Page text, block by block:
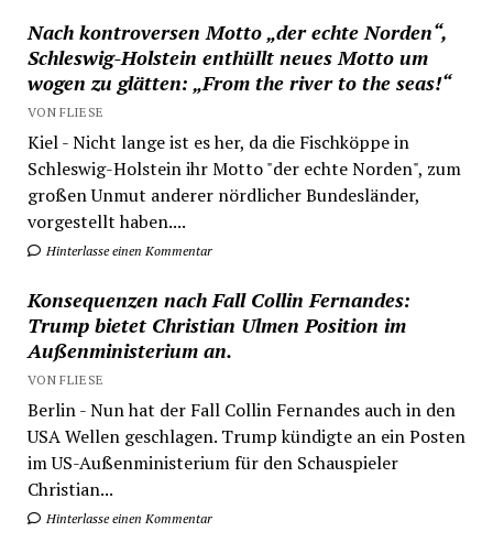
Nach kontroversen Motto „der echte Norden“,
Schleswig-Holstein enthüllt neues Motto um
wogen zu glätten: „From the river to the seas!“
VON FLIESE
Kiel - Nicht lange ist es her, da die Fischköppe in
Schleswig-Holstein ihr Motto "der echte Norden", zum
großen Unmut anderer nördlicher Bundesländer,
vorgestellt haben....
Hinterlasse einen Kommentar
Konsequenzen nach Fall Collin Fernandes:
Trump bietet Christian Ulmen Position im
Außenministerium an.
VON FLIESE
Berlin - Nun hat der Fall Collin Fernandes auch in den
USA Wellen geschlagen. Trump kündigte an ein Posten
im US-Außenministerium für den Schauspieler
Christian...
Hinterlasse einen Kommentar